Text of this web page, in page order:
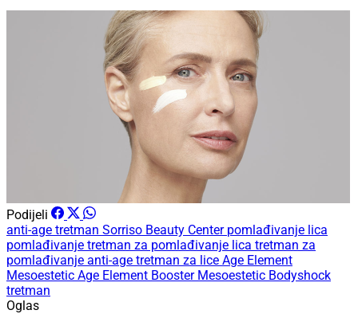
Podijeli
anti-age tretman Sorriso Beauty Center pomlađivanje lica
pomlađivanje tretman za pomlađivanje lica tretman za
pomlađivanje anti-age tretman za lice Age Element
Mesoestetic Age Element Booster Mesoestetic Bodyshock
tretman
Oglas